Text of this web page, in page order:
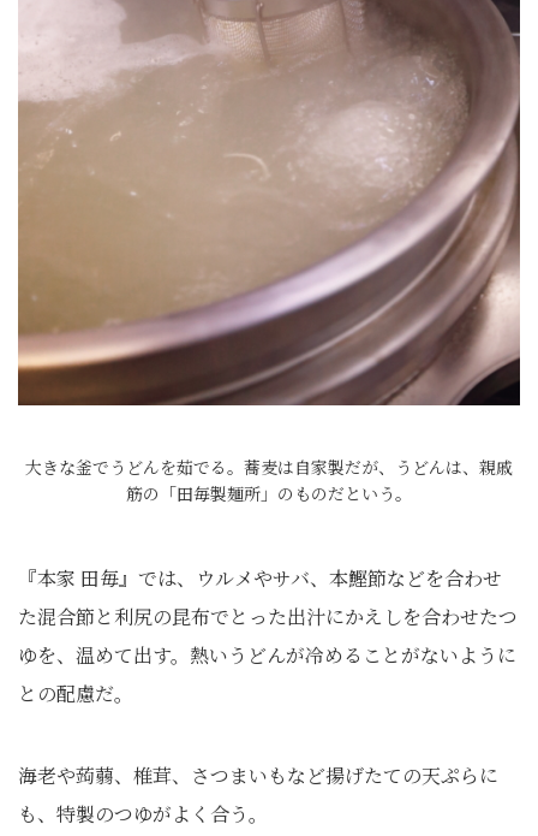
大きな釜でうどんを茹でる。蕎麦は自家製だが、うどんは、親戚
筋の「田毎製麺所」のものだという。
『本家 田毎』では、ウルメやサバ、本鰹節などを合わせ
た混合節と利尻の昆布でとった出汁にかえしを合わせたつ
ゆを、温めて出す。熱いうどんが冷めることがないように
との配慮だ。
海老や蒟蒻、椎茸、さつまいもなど揚げたての天ぷらに
も、特製のつゆがよく合う。